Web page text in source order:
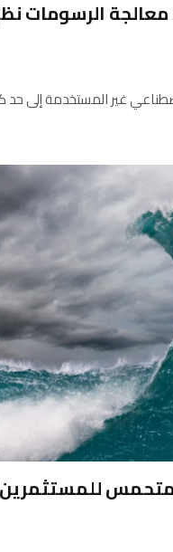
غير المستخدمة إلى حد
متحمس للمستثمرين